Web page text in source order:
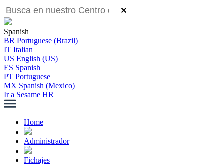
Spanish
BR Portuguese (Brazil)
IT Italian
US English (US)
ES Spanish
PT Portuguese
MX Spanish (Mexico)
Ir a Sesame HR
Home
Administrador
Fichajes